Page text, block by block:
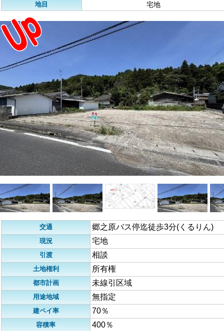
地目
宅地
交通 郷之原バス停迄徒歩3分(くるりん)
現況 宅地
引渡 相談
土地権利 所有権
都市計画 未線引区域
用途地域 無指定
建ペイ率 70％
容積率 400％